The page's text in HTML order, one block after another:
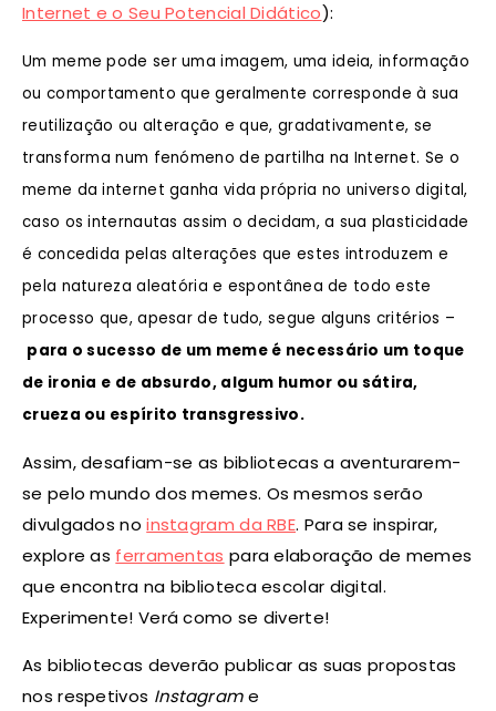
Internet e o Seu Potencial Didático):
Um meme pode ser uma imagem, uma ideia, informação
ou comportamento que geralmente corresponde à sua
reutilização ou alteração e que, gradativamente, se
transforma num fenómeno de partilha na Internet. Se o
meme da internet ganha vida própria no universo digital,
caso os internautas assim o decidam, a sua plasticidade
é concedida pelas alterações que estes introduzem e
pela natureza aleatória e espontânea de todo este
processo que, apesar de tudo, segue alguns critérios –
para o sucesso de um meme é necessário um toque
de ironia e de absurdo, algum humor ou sátira,
crueza ou espírito transgressivo.
Assim, desafiam-se as bibliotecas a aventurarem-
se pelo mundo dos memes. Os mesmos serão
divulgados noinstagram da RBE. Para se inspirar,
explore as ferramentas para elaboração de memes
que encontra na biblioteca escolar digital.
Experimente! Verá como se diverte!
As bibliotecas deverão publicar as suas propostas
nos respetivos Instagrame